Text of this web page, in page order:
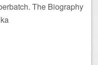
The Biography